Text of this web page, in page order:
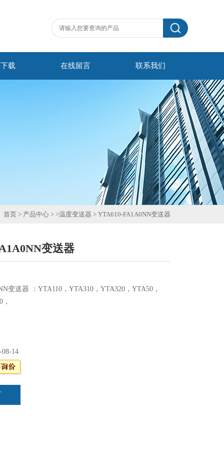
载 在线留言 联系我们
首页 > 产品中心 > >温度变送器 > YTA610-FA1A0NN变送器
变送器
变送器 ：YTA110，YTA310，YTA320，YTA50，
08-14